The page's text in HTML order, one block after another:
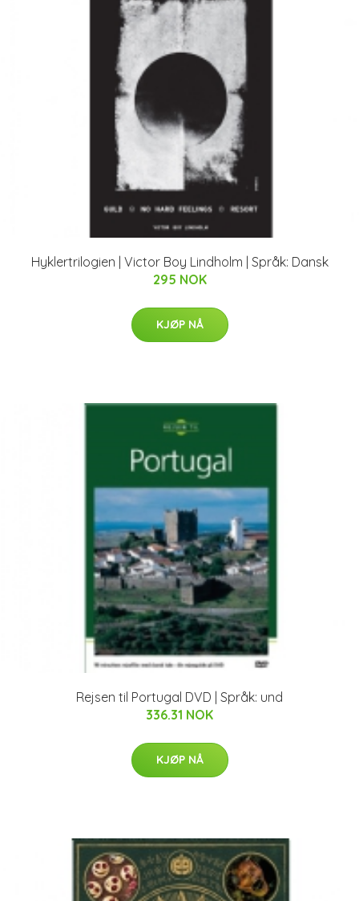
Hyklertrilogien | Victor Boy Lindholm | Språk: Dansk
295 NOK
KJØP NÅ
Rejsen til Portugal DVD | Språk: und
336.31 NOK
KJØP NÅ